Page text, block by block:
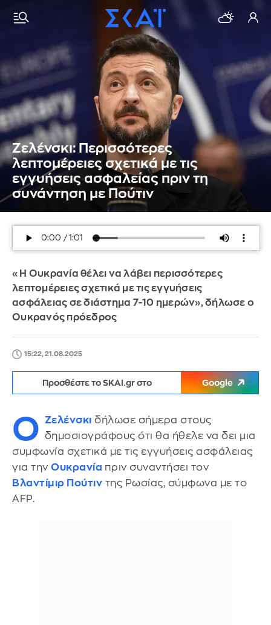
Ζελένσκι: Περισσότερες
λεπτομέρειες σχετικά με τις
εγγυήσεις ασφαλείας πριν τη
συνάντηση με Πούτιν
«Η Ουκρανία θέλει να λάβει περισσότερες
λεπτομέρειες σχετικά με τις εγγυήσεις
ασφάλειας σε διάστημα 7-10 ημερών», δήλωσε ο
Ουκρανός πρόεδρος
15:22, 21.08.2025
Προσθέστε το SKAI.gr στο Google
Ο Ζελένσκι δήλωσε σήμερα στους
δημοσιογράφους ότι θα ήθελε να δει μια
συμφωνία σχετικά με τις εγγυήσεις ασφάλειας
για την Ουκρανία πριν συναντήσει τον
Βλαντίμιρ Πούτιν της Ρωσίας, σύμφωνα με το
AFP.